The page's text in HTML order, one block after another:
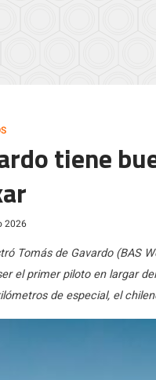
tiene
2026
Tomás de Gavardo (BAS
el primer piloto en largar
de especial, el